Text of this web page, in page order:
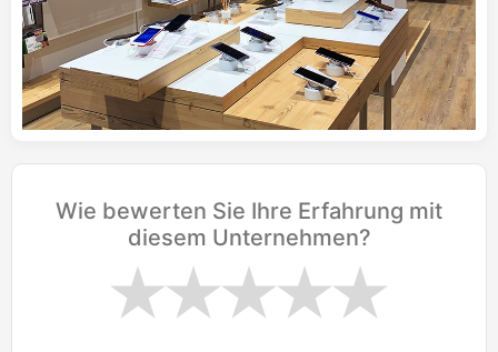
Wie bewerten Sie Ihre Erfahrung mit
diesem Unternehmen?